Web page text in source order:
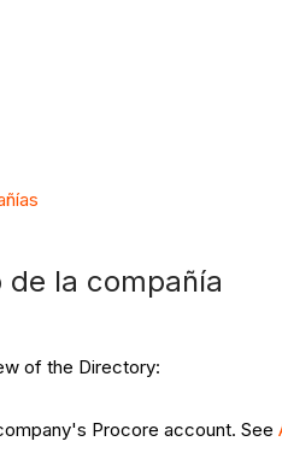
la compañía
of the Directory:
Procore account. See